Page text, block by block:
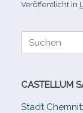
Veröffentlicht in
Suche
CASTELLUM
Stadt